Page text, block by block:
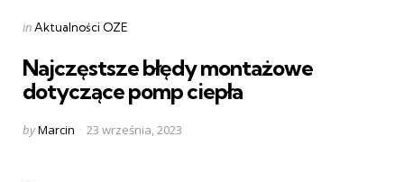
Categories
Posted
inAktualności OZE
Najczęstsze błędy montażowe
dotyczące pomp ciepła
Posted
byMarcin 23 września, 2023